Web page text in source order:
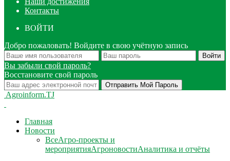
Контакты
ВОЙТИ
Добро пожаловать! Войдите в свою учётную запись
Вы забыли свой пароль?
Восстановите свой пароль
Agroinform.TJ
Главная
Новости
ВсеАгро-проекты и
мероприятияАгроновостиАналитика и отчёты